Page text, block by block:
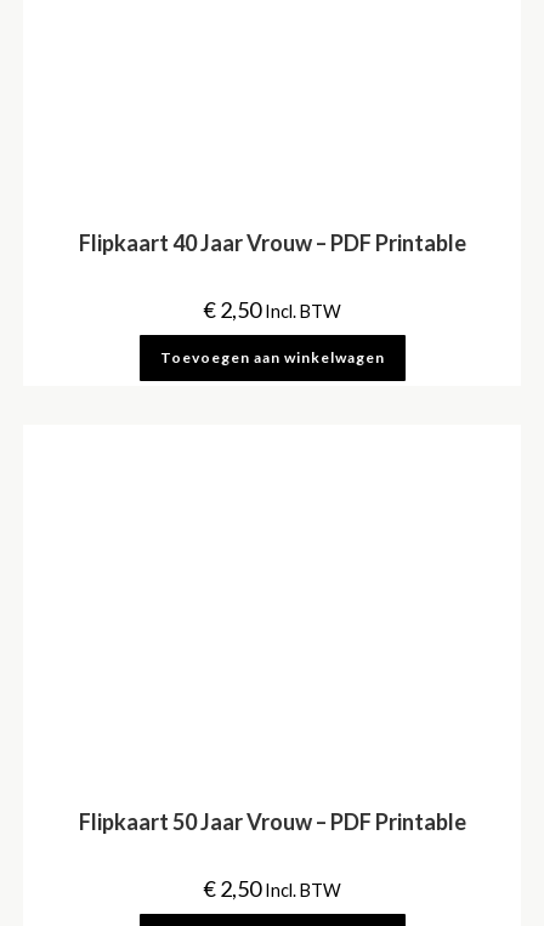
Flipkaart 40 Jaar Vrouw – PDF Printable
€2,50 Incl. BTW
Toevoegen aan winkelwagen
Flipkaart 50 Jaar Vrouw – PDF Printable
€2,50 Incl. BTW